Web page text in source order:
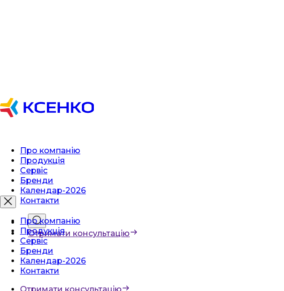
Про компанію
Продукція
Сервіс
Бренди
Календар-2026
Контакти
Отримати консультацію
Про компанію
Продукція
Сервіс
Бренди
Календар-2026
Контакти
Отримати консультацію